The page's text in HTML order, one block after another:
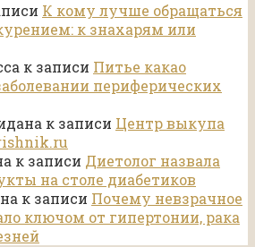
К кому лучше обращаться
к знахарям или
к записи Питье какао
периферических
к записи Центр выкупа
к записи Диетолог назвала
на столе диабетиков
к записи Почему невзрачное
ключом от гипертонии, рака